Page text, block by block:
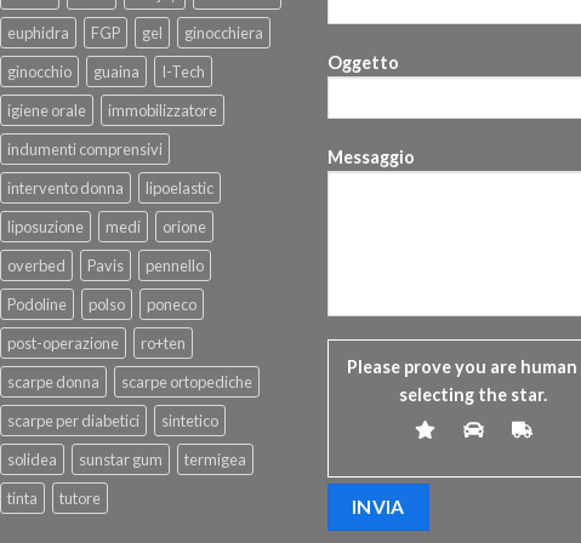
euphidra
FGP gel
ginocchiera
ginocchio
guaina
I-Tech
igiene orale
immobilizzatore
indumenti comprensivi
intervento donna
lipoelastic
liposuzione
medi
orione
overbed
Pavis
pennello
Podoline
polso
poneco
post-operazione
ro+ten
scarpe donna
scarpe ortopediche
scarpe per diabetici
sintetico
solidea
sunstar gum
termigea
tinta
tutore
Oggetto
Messaggio
Please prove you are human
selecting the star.